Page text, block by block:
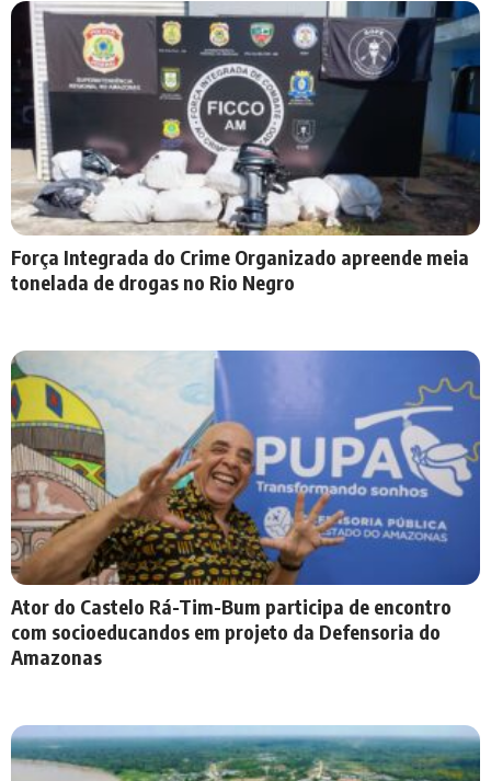
Força Integrada do Crime Organizado apreende meia
tonelada de drogas no Rio Negro
Ator do Castelo Rá-Tim-Bum participa de encontro
com socioeducandos em projeto da Defensoria do
Amazonas